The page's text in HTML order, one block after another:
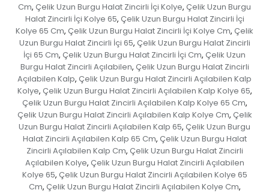
Cm, Çelik Uzun Burgu Halat Zincirli İçi Kolye, Çelik Uzun Burgu
Halat Zincirli İçi Kolye 65, Çelik Uzun Burgu Halat Zincirli İçi
Kolye 65 Cm, Çelik Uzun Burgu Halat Zincirli İçi Kolye Cm, Çelik
Uzun Burgu Halat Zincirli İçi 65, Çelik Uzun Burgu Halat Zincirli
İçi 65 Cm, Çelik Uzun Burgu Halat Zincirli İçi Cm, Çelik Uzun
Burgu Halat Zincirli Açılabilen, Çelik Uzun Burgu Halat Zincirli
Açılabilen Kalp, Çelik Uzun Burgu Halat Zincirli Açılabilen Kalp
Kolye, Çelik Uzun Burgu Halat Zincirli Açılabilen Kalp Kolye 65,
Çelik Uzun Burgu Halat Zincirli Açılabilen Kalp Kolye 65 Cm,
Çelik Uzun Burgu Halat Zincirli Açılabilen Kalp Kolye Cm, Çelik
Uzun Burgu Halat Zincirli Açılabilen Kalp 65, Çelik Uzun Burgu
Halat Zincirli Açılabilen Kalp 65 Cm, Çelik Uzun Burgu Halat
Zincirli Açılabilen Kalp Cm, Çelik Uzun Burgu Halat Zincirli
Açılabilen Kolye, Çelik Uzun Burgu Halat Zincirli Açılabilen
Kolye 65, Çelik Uzun Burgu Halat Zincirli Açılabilen Kolye 65
Cm, Çelik Uzun Burgu Halat Zincirli Açılabilen Kolye Cm,